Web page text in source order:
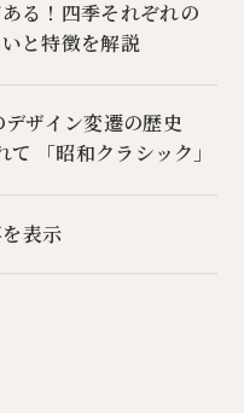
る！四季それぞれの
と特徴を解説
デザイン変遷の歴史
て 「昭和クラシック」
表示